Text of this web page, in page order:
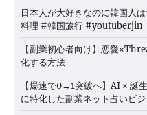
日本人が大好きなのに韓国人
料理 #韓国旅行 #youtuberjin
【副業初心者向け】恋愛
化する方法
【爆速で0→1突破へ】AI × 誕
に特化した副業ネット占いビ